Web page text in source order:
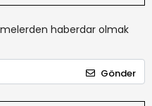
haberdar olmak
Gönder